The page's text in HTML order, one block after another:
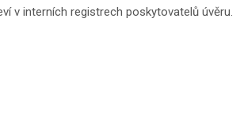
v interních registrech poskytovatelů úvěru.